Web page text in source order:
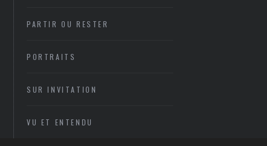
PARTIR OU RESTER
PORTRAITS
SUR INVITATION
VU ET ENTENDU